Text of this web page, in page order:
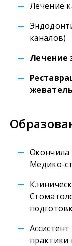
Лечение
каналов)
Лечение
Окончила
Медико-
практики